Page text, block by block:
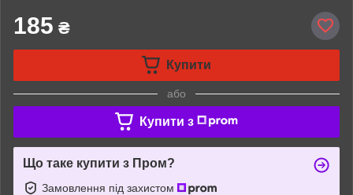
185 ₴
Купити
або
Купити з
Що таке купити з Пром?
Замовлення під захистом